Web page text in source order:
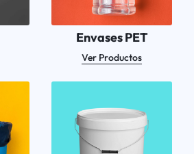
Envases PET
Ver Productos